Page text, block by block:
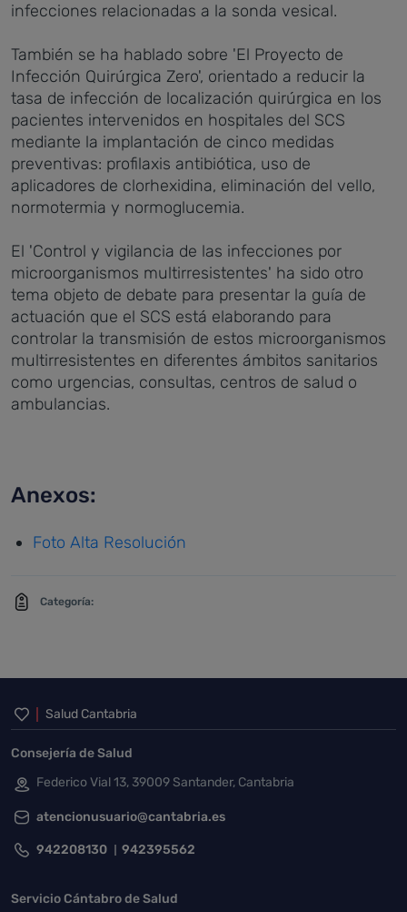
infecciones relacionadas a la sonda vesical.
También se ha hablado sobre 'El Proyecto de
Infección Quirúrgica Zero', orientado a reducir la
tasa de infección de localización quirúrgica en los
pacientes intervenidos en hospitales del SCS
mediante la implantación de cinco medidas
preventivas: profilaxis antibiótica, uso de
aplicadores de clorhexidina, eliminación del vello,
normotermia y normoglucemia.
El 'Control y vigilancia de las infecciones por
microorganismos multirresistentes' ha sido otro
tema objeto de debate para presentar la guía de
actuación que el SCS está elaborando para
controlar la transmisión de estos microorganismos
multirresistentes en diferentes ámbitos sanitarios
como urgencias, consultas, centros de salud o
ambulancias.
Anexos:
Foto Alta Resolución
Categoría:
Inicio del pie de página
Salud Cantabria
Consejería de Salud
Federico Vial 13, 39009 Santander, Cantabria
atencionusuario@cantabria.es
942208130 942395562
Servicio Cántabro de Salud